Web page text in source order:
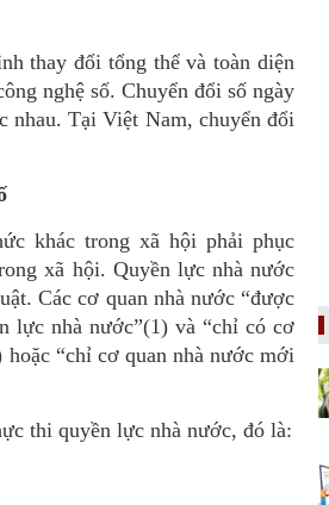
thay đổi tổng thể và toàn diện
nghệ số.​ Chuyển đổi số ngày
nhau. Tại Việt Nam, chuyển đổi
khác trong xã hội phải phục
xã hội. Quyền lực nhà nước
Các cơ quan nhà nước “được
lực nhà nước”(1) và “chỉ có cơ
“chỉ cơ quan nhà nước mới
thi quyền lực nhà nước, đó là: